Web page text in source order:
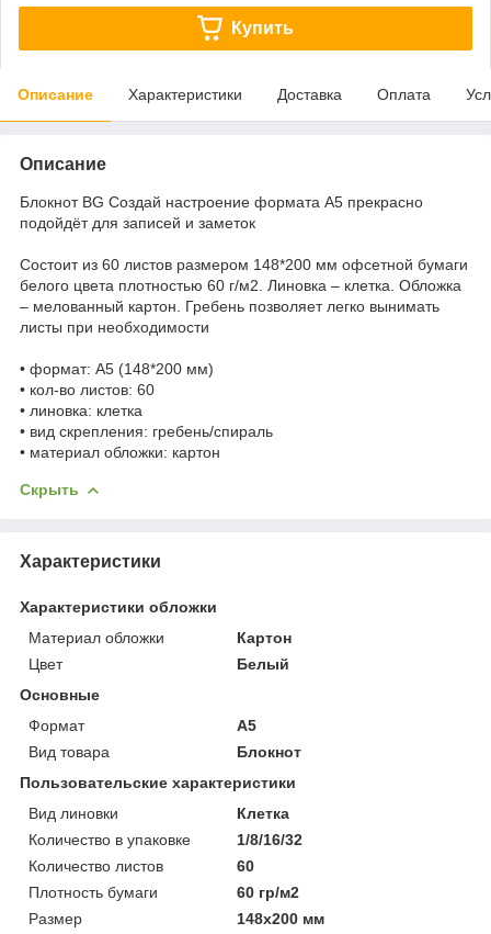
Купить
Описание Характеристики Доставка Оплата
Описание
Блокнот BG Создай настроение формата А5 прекрасно
подойдёт для записей и заметок
Состоит из 60 листов размером 148*200 мм офсетной бумаги
белого цвета плотностью 60 г/м2. Линовка – клетка. Обложка
– мелованный картон. Гребень позволяет легко вынимать
листы при необходимости
• формат: А5 (148*200 мм)
• кол-во листов: 60
• линовка: клетка
• вид скрепления: гребень/спираль
• материал обложки: картон
Скрыть
Характеристики
Характеристики обложки
Материал обложки
Картон
Цвет
Белый
Основные
Формат
A5
Вид товара
Блокнот
Пользовательские характеристики
Вид линовки
Клетка
Количество в упаковке
1/8/16/32
Количество листов
60
Плотность бумаги
60 гр/м2
Размер
148х200 мм